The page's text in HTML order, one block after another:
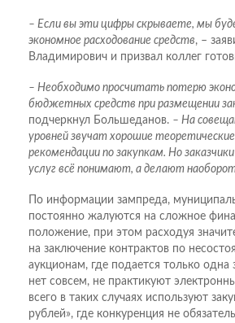
– Если вы эти цифры скрываете, мы
экономное расходование средств, –
Владимирович и призвал коллег
– Необходимо просчитать потерю
бюджетных средств при размещении
подчеркнул Большеданов. – На
уровней звучат хорошие
рекомендации по закупкам. Но
услуг всё понимают, а делают
По информации зампреда,
постоянно жалуются на сложное
положение, при этом расходуя
на заключение контрактов по
аукционам, где подается только одна
нет совсем, не практикуют
всего в таких случаях используют
рублей», где конкуренция не